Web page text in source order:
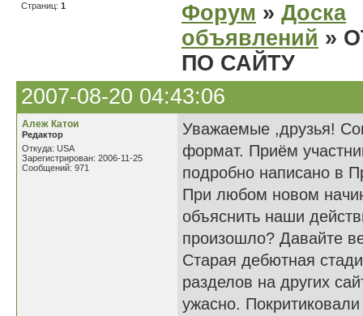
Страниц: 1 Форум » Доска
объявлений »
ПО САЙТУ
2007-08-20 04:43:06
Алеж Катои
Редактор
Откуда: USA
Зарегистрирован: 2006-11-25
Сообщений: 971
Уважаемые ,друзья!
формат. Приём
подробно написано в
При любом новом
объяснить наши
произошло? Давайте
Старая дебютная
разделов на других
ужасно.